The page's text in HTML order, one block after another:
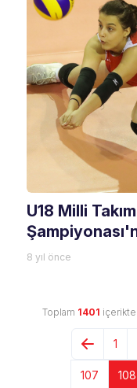
U18 Milli
8 yıl önce
Toplam 1401
1
107 108